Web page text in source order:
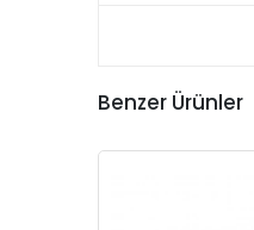
Benzer Ürünler